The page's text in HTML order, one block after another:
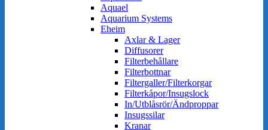
Aquael
Aquarium Systems
Eheim
Axlar & Lager
Diffusorer
Filterbehållare
Filterbottnar
Filtergaller/Filterkorgar
Filterkåpor/Insugslock
In/Utblåsrör/Ändproppar
Insugssilar
Kranar